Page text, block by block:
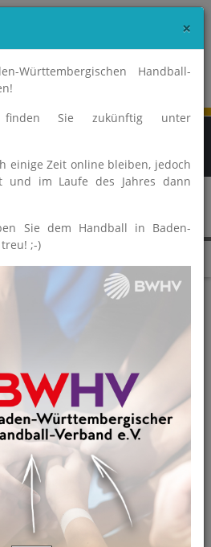
×
Württembergischen Handball-
finden Sie zukünftig unter
einige Zeit online bleiben, jedoch
und im Laufe des Jahres dann
Sie dem Handball in Baden-
;-)